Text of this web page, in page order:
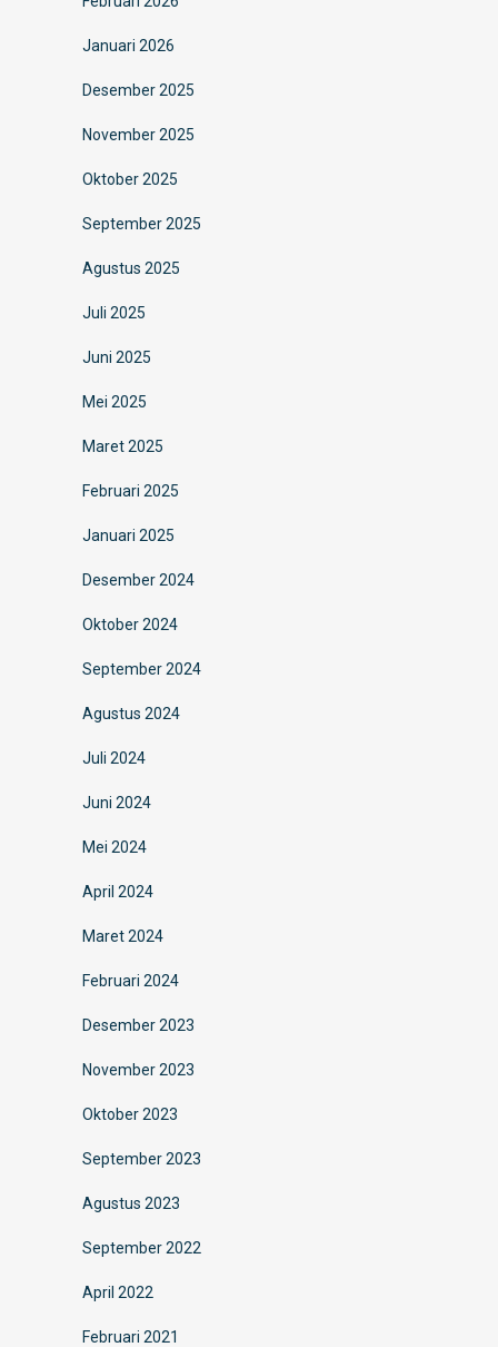
Januari 2026
Desember 2025
November 2025
Oktober 2025
September 2025
Agustus 2025
Juli 2025
Juni 2025
Mei 2025
Maret 2025
Februari 2025
Januari 2025
Desember 2024
Oktober 2024
September 2024
Agustus 2024
Juli 2024
Juni 2024
Mei 2024
April 2024
Maret 2024
Februari 2024
Desember 2023
November 2023
Oktober 2023
September 2023
Agustus 2023
September 2022
April 2022
Februari 2021